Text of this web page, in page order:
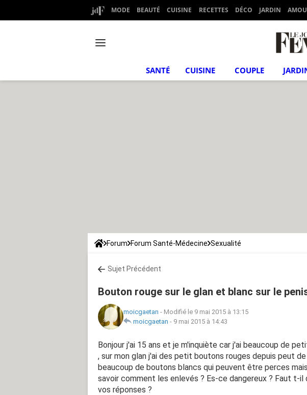
MODE BEAUTÉ CUISINE RECETTES DÉCO JARDIN
SANTÉ CUISINE COUPLE
Forum Forum Santé-Médecine Sexualité
Sujet Précédent
Bouton rouge sur le glan et blanc sur le
moicgaetan - Modifié le 9 mai 2015 à 13:15
moicgaetan - 9 mai 2015 à 14:43
Bonjour j'ai 15 ans et je m'inquiète car j'ai beaucoup de
, sur mon glan j'ai des petit boutons rouges depuis peut
beaucoup de boutons blancs qui peuvent être perces
savoir comment les enlevés ? Es-ce dangereux ? Faut t-il
vos réponses ?